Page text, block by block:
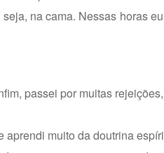
na cama. Nessas horas
passei por muitas
muito da doutrina